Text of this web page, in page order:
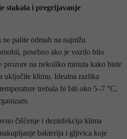
stakala i pregrijavanje
palite odmah na najnižu
posebno ako je vozilo bilo
prozore na nekoliko minuta kako biste
uključite klimu. Idealna razlika
trebala bi biti oko 5–7 °C,
čišćenje i dezinfekcija klima
bakterija i gljivica koje